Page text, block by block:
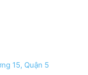
15, Quận 5